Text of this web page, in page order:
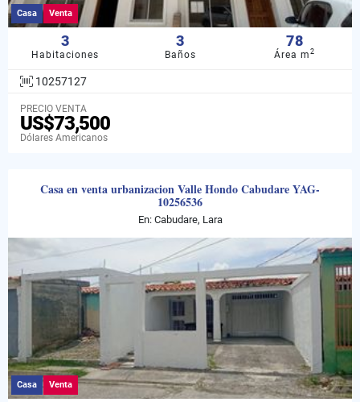
Casa Venta
3
Habitaciones
3
Baños
78
Área m2
10257127
PRECIO VENTA
US$73,500
Dólares Americanos
Casa en venta urbanizacion Valle Hondo Cabudare YAG-
10256536
En: Cabudare, Lara
Casa Venta